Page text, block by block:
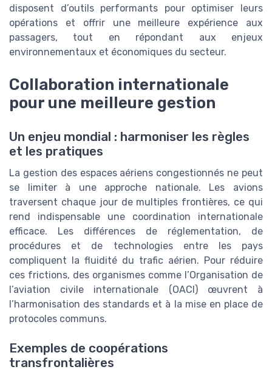
disposent d’outils performants pour optimiser leurs
opérations et offrir une meilleure expérience aux
passagers, tout en répondant aux enjeux
environnementaux et économiques du secteur.
Collaboration internationale
pour une meilleure gestion
Un enjeu mondial : harmoniser les règles
et les pratiques
La gestion des espaces aériens congestionnés ne peut
se limiter à une approche nationale. Les avions
traversent chaque jour de multiples frontières, ce qui
rend indispensable une coordination internationale
efficace. Les différences de réglementation, de
procédures et de technologies entre les pays
compliquent la fluidité du trafic aérien. Pour réduire
ces frictions, des organismes comme l’Organisation de
l’aviation civile internationale (OACI) œuvrent à
l’harmonisation des standards et à la mise en place de
protocoles communs.
Exemples de coopérations
transfrontalières